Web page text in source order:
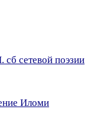
поэзии
Иломи